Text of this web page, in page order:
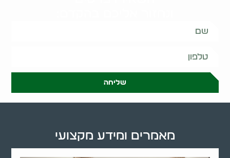
שליחה
מאמרים ומידע מקצועי